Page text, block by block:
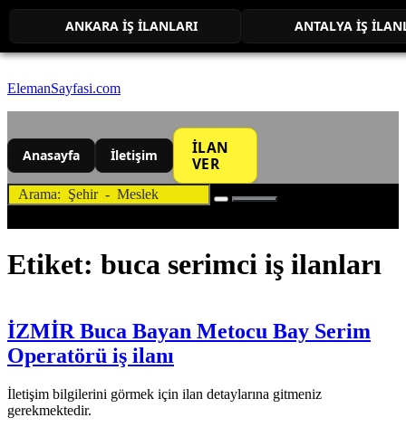
ElemanSayfasi.com
Anasayfa İletişim
İLAN
VER
ANKARA İŞ İLANLARI ANTALYA İŞ
Etiket: buca serimci iş ilanları
İZMİR Buca Bayan Metocu Bay Serim
Operatörü iş ilanı
İletişim bilgilerini görmek için ilan detaylarına gitmeniz
gerekmektedir.